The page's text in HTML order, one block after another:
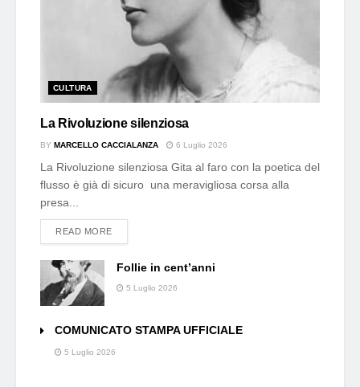
CULTURA
La Rivoluzione silenziosa
BY MARCELLO CACCIALANZA 6 Luglio 2026
La Rivoluzione silenziosa Gita al faro con la poetica del
flusso è già di sicuro una meravigliosa corsa alla
presa...
READ MOREDETAILS
Follie in cent’anni
5 Luglio 2026
COMUNICATO STAMPA UFFICIALE
5 Luglio 2026